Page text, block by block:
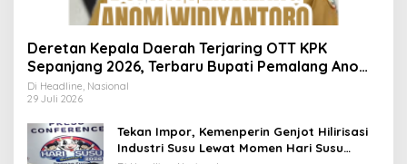
Deretan Kepala Daerah Terjaring OTT KPK
Sepanjang 2026, Terbaru Bupati Pemalang Anom
Widiyantoro
Di Headline, Nasional
29 Juli 2026
Tekan Impor, Kemenperin Genjot Hilirisasi
Industri Susu Lewat Momen Hari Susu